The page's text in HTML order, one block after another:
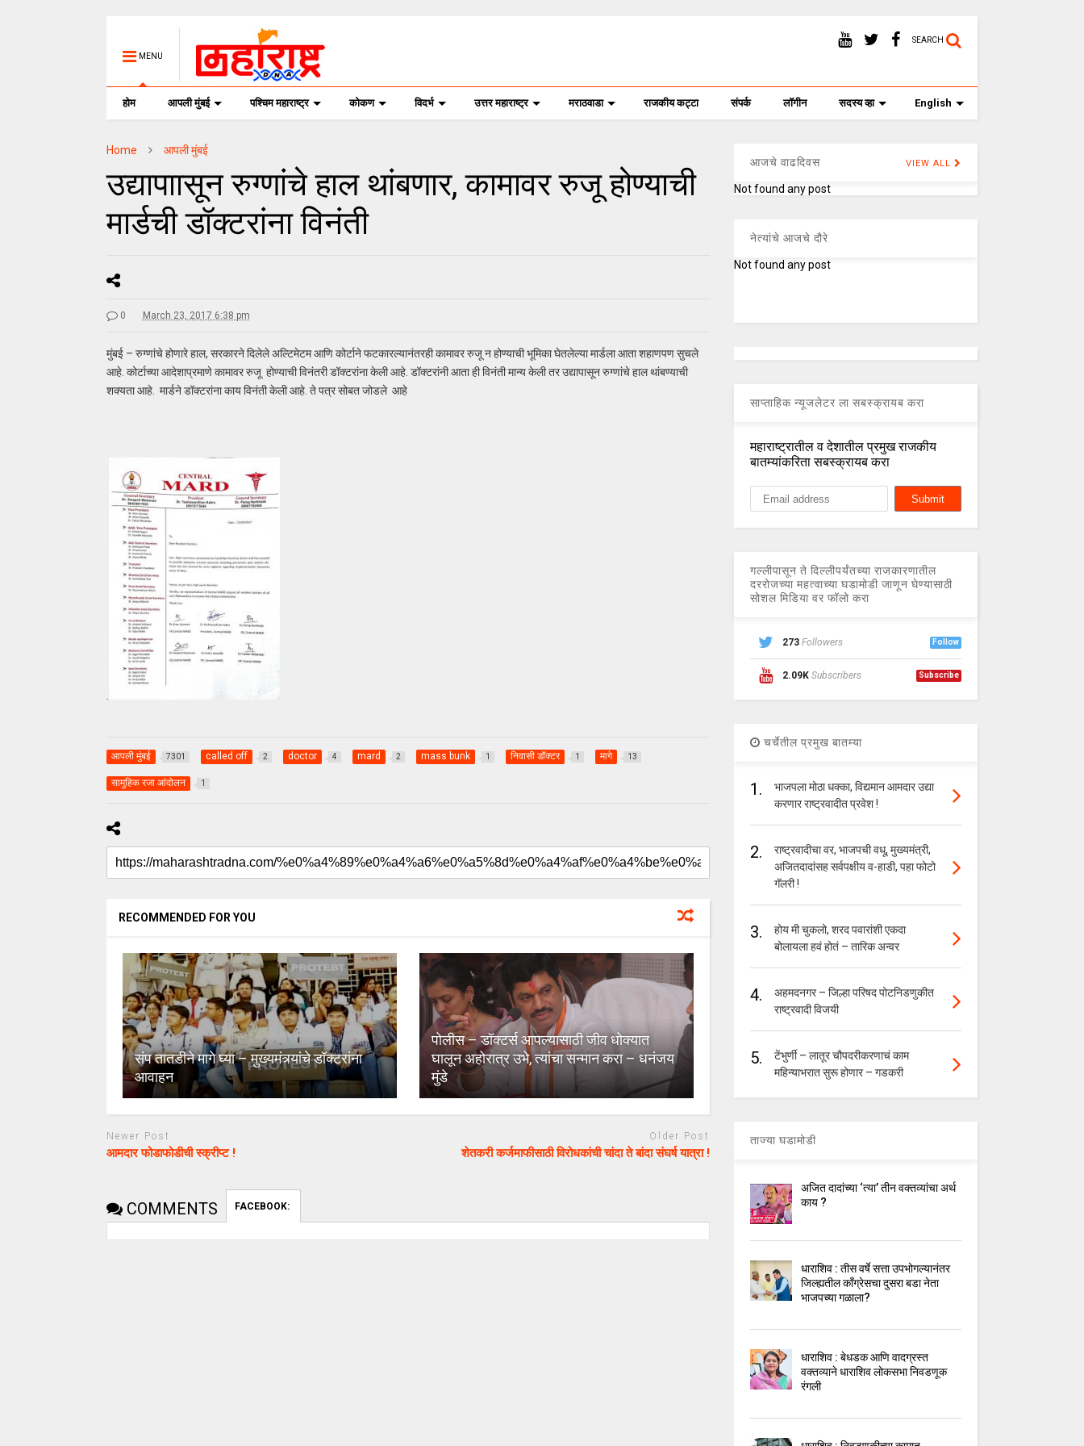
MENU
SEARCH
होम आपली मुंबई पश्चिम महाराष्ट्र कोकण विदर्भ उत्तर महाराष्ट्र मराठवाडा राजकीय कट्टा संपर्क लॉगीन सदस्य व्हा English
Home आपली मुंबई
उद्यापाासून रुग्णांचे हाल थांबणार, कामावर रुजू होण्याची
मार्डची डॉक्टरांना विनंती
0 March 23, 2017 6:38 pm
मुंबई – रुग्णांचे होणारे हाल, सरकारने दिलेले अल्टिमेटम आणि कोर्टाने फटकारल्यानंतरही कामावर रुजू न होण्याची भूमिका घेतलेल्या मार्डला आता शहाणपण सुचले
आहे. कोर्टाच्या आदेशाप्रमाणे कामावर रुजू होण्याची विनंतरी डॉक्टरांना केली आहे. डॉक्टरांनी आता ही विनंती मान्य केली तर उद्यापासून रुग्णांचे हाल थांबण्याची
शक्यता आहे. मार्डने डॉक्टरांना काय विनंती केली आहे. ते पत्र सोबत जोडले आहे
आपली मुंबई 7301 called off 2 doctor 4 mard 2 mass bunk 1 निवासी डॉक्टर 1 मागे 13
सामुहिक रजा आंदोलन 1
RECOMMENDED FOR YOU
संप तातडीने मागे घ्या – मुख्यमंत्र्यांचे डॉक्टरांना
आवाहन
पोलीस – डॉक्टर्स आपल्यासाठी जीव धोक्यात
घालून अहोरात्र उभे, त्यांचा सन्मान करा – धनंजय
मुंडे
Newer Post
आमदार फोडाफोडीची स्क्रीप्ट !
Older Post
शेतकरी कर्जमाफीसाठी विरोधकांची चांदा ते बांदा संघर्ष यात्रा !
COMMENTS FACEBOOK:
आजचे वाढदिवस VIEW ALL
Not found any post
नेत्यांचे आजचे दौरे
Not found any post
साप्ताहिक न्यूजलेटर ला सबस्क्रायब करा
महाराष्ट्रातील व देशातील प्रमुख राजकीय
बातम्यांकरिता सबस्क्रायब करा
गल्लीपासून ते दिल्लीपर्यंतच्या राजकारणातील
दररोजच्या महत्वाच्या घडामोडी जाणून घेण्यासाठी
सोशल मिडिया वर फॉलो करा
273 Followers Follow
2.09K Subscribers Subscribe
चर्चेतील प्रमुख बातम्या
1.
भाजपला मोठा धक्का, विद्यमान आमदार उद्या
करणार राष्ट्रवादीत प्रवेश !
2.
राष्ट्रवादीचा वर, भाजपची वधू, मुख्यमंत्री,
अजितदादांसह सर्वपक्षीय व-हाडी, पहा फोटो
गॅलरी !
3.
होय मी चुकलो, शरद पवारांशी एकदा
बोलायला हवं होतं – तारिक अन्वर
4.
अहमदनगर – जिल्हा परिषद पोटनिडणुकीत
राष्ट्रवादी विजयी
5.
टेंभुर्णी – लातूर चौपदरीकरणाचं काम
महिन्याभरात सुरू होणार – गडकरी
ताज्या घडामोडी
अजित दादांच्या ‘त्या’ तीन वक्तव्यांचा अर्थ
काय ?
धाराशिव : तीस वर्षे सत्ता उपभोगल्यानंतर
जिल्ह्यतील कॉंग्रेसचा दुसरा बडा नेता
भाजपच्या गळाला?
धाराशिव : बेधडक आणि वादग्रस्त
वक्तव्याने धाराशिव लोकसभा निवडणूक
रंगली